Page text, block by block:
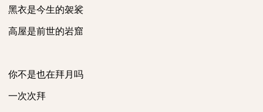
黑衣是今生的袈裟
高屋是前世的岩窟
你不是也在拜月吗
一次次拜